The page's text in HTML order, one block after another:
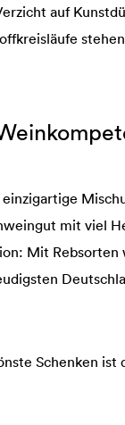
auf
mit viel
Mit Rebsorten
Schenken ist